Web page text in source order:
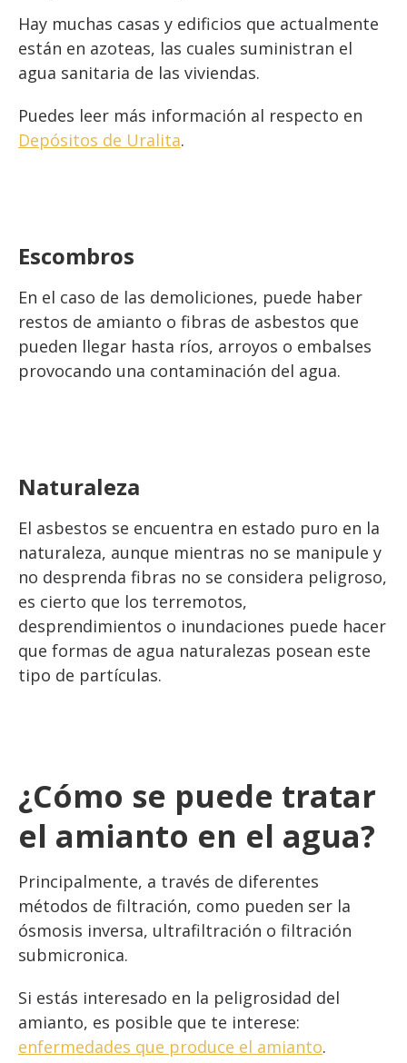
Hay muchas casas y edificios que actualmente
están en azoteas, las cuales suministran el
agua sanitaria de las viviendas.
Puedes leer más información al respecto en
Depósitos de Uralita.
Escombros
En el caso de las demoliciones, puede haber
restos de amianto o fibras de asbestos que
pueden llegar hasta ríos, arroyos o embalses
provocando una contaminación del agua.
Naturaleza
El asbestos se encuentra en estado puro en la
naturaleza, aunque mientras no se manipule y
no desprenda fibras no se considera peligroso,
es cierto que los terremotos,
desprendimientos o inundaciones puede hacer
que formas de agua naturalezas posean este
tipo de partículas.
¿Cómo se puede tratar
el amianto en el agua?
Principalmente, a través de diferentes
métodos de filtración, como pueden ser la
ósmosis inversa, ultrafiltración o filtración
submicronica.
Si estás interesado en la peligrosidad del
amianto, es posible que te interese:
enfermedades que produce el amianto.